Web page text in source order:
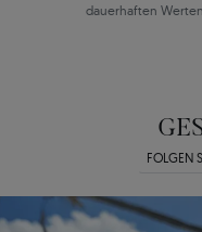
dauerhaften
FOLGEN